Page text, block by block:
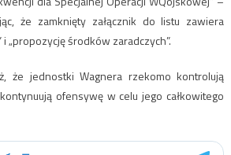
że zamknięty załącznik do listu zawiera
i „propozycję środków zaradczych”.
że jednostki Wagnera rzekomo kontrolują
ofensywę w celu jego całkowitego